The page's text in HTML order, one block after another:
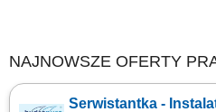
NAJNOWSZE OFERTY
Serwistantka -